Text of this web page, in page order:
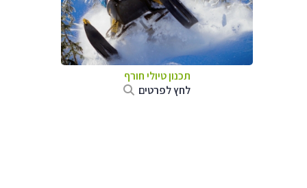
תכנון טיולי חורף
לחץ לפרטים